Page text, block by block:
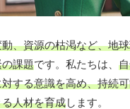
、資源の枯渇など、地
課題です。私たちは、
する意識を高め、持続
人材を育成します。